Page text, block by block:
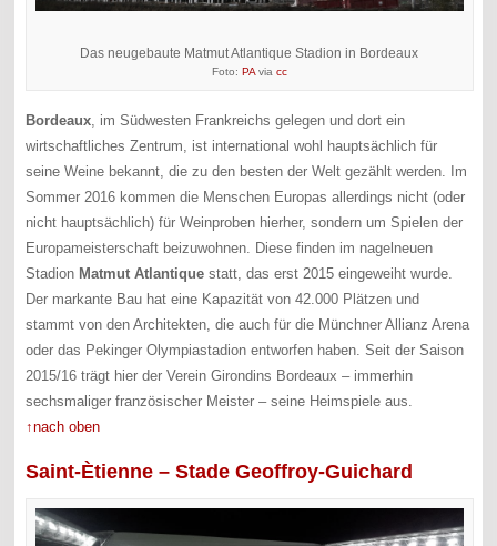
Das neugebaute Matmut Atlantique Stadion in Bordeaux
Foto: PAvia cc
Bordeaux, im Südwesten Frankreichs gelegen und dort ein
wirtschaftliches Zentrum, ist international wohl hauptsächlich für
seine Weine bekannt, die zu den besten der Welt gezählt werden. Im
Sommer 2016 kommen die Menschen Europas allerdings nicht (oder
nicht hauptsächlich) für Weinproben hierher, sondern um Spielen der
Europameisterschaft beizuwohnen. Diese finden im nagelneuen
Stadion Matmut Atlantique statt, das erst 2015 eingeweiht wurde.
Der markante Bau hat eine Kapazität von 42.000 Plätzen und
stammt von den Architekten, die auch für die Münchner Allianz Arena
oder das Pekinger Olympiastadion entworfen haben. Seit der Saison
2015/16 trägt hier der Verein Girondins Bordeaux – immerhin
sechsmaliger französischer Meister – seine Heimspiele aus.
↑nach oben
Saint-Ètienne – Stade Geoffroy-Guichard